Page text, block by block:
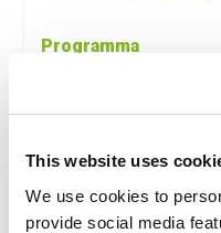
This website uses
We use cookies to
provide social media
Programma
: arrivo a
sistemazione nel
Acquatico Onda Blu.
dedicare al relax e alla
spiagge. Fine dei servizi.
Prezzi